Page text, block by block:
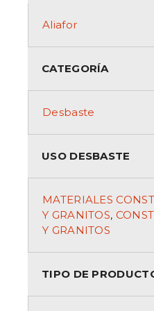
Aliafor
CATEGORÍA
Desbaste
USO DESBASTE
MATERIALES
Y GRANITOS,
Y GRANITOS
TIPO DE